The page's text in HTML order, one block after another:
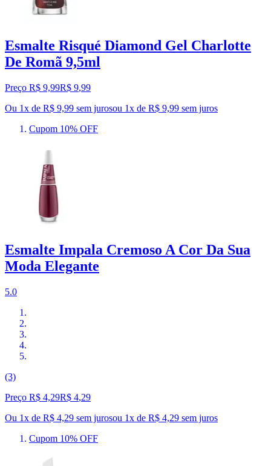
Esmalte Risqué Diamond Gel Charlotte
De Romã 9,5ml
Preço R$ 9,99R$ 9,99
Ou 1x de R$ 9,99 sem jurosou 1x de R$ 9,99 sem juros
Cupom 10% OFF
Esmalte Impala Cremoso A Cor Da Sua
Moda Elegante
5.0
(3)
Preço R$ 4,29R$ 4,29
Ou 1x de R$ 4,29 sem jurosou 1x de R$ 4,29 sem juros
Cupom 10% OFF